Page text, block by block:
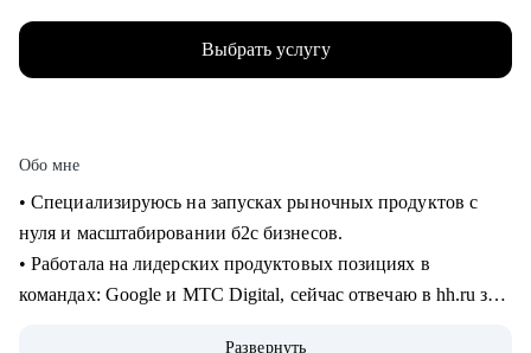
Выбрать услугу
Обо мне
• Специализируюсь на запусках рыночных продуктов с
нуля и масштабировании б2с бизнесов.
• Работала на лидерских продуктовых позициях в
командах: Google и МТС Digital, сейчас отвечаю в hh.ru за
Развернуть